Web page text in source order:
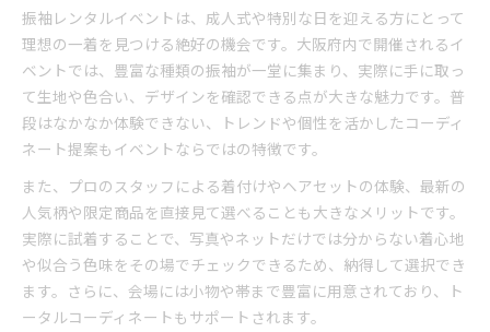
振袖レンタルイベントで体験できる特典一覧
試着体験で分かる自分に似合う振袖レンタル
振袖展示会だけの限定サービスを上手に活用
振袖レンタルの特典で準備をお得に進める方法
イベント参加で叶う振袖選びのリアル体験談
振袖レンタルイベントは、成人式や特別な日を迎える方にとって
理想の一着を見つける絶好の機会です。大阪府内で開催されるイ
ベントでは、豊富な種類の振袖が一堂に集まり、実際に手に取っ
て生地や色合い、デザインを確認できる点が大きな魅力です。普
段はなかなか体験できない、トレンドや個性を活かしたコーディ
ネート提案もイベントならではの特徴です。
また、プロのスタッフによる着付けやヘアセットの体験、最新の
人気柄や限定商品を直接見て選べることも大きなメリットです。
実際に試着することで、写真やネットだけでは分からない着心地
や似合う色味をその場でチェックできるため、納得して選択でき
ます。さらに、会場には小物や帯まで豊富に用意されており、ト
ータルコーディネートもサポートされます。